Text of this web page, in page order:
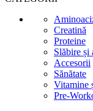
Creatină
Proteine
Slăbire și
Accesorii
Sănătate
Vitamine
Pre-